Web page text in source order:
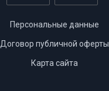
Персональные данные
Договор публичной оферты
Карта сайта